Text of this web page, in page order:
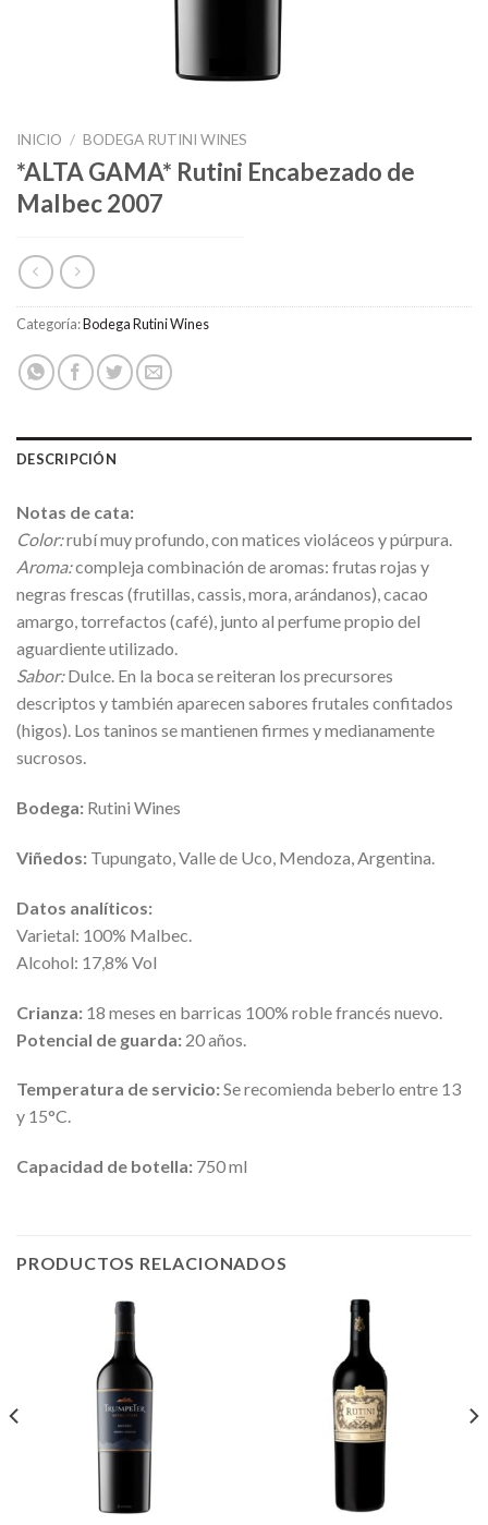
INICIO / BODEGA RUTINI WINES
*ALTA GAMA* Rutini Encabezado de
Malbec 2007
Categoría:Bodega Rutini Wines
DESCRIPCIÓN
Notas de cata:
Color:rubí muy profundo, con matices violáceos y púrpura.
Aroma:compleja combinación de aromas: frutas rojas y
negras frescas (frutillas, cassis, mora, arándanos), cacao
amargo, torrefactos (café), junto al perfume propio del
aguardiente utilizado.
Sabor:Dulce. En la boca se reiteran los precursores
descriptos y también aparecen sabores frutales confitados
(higos). Los taninos se mantienen firmes y medianamente
sucrosos.
Bodega: Rutini Wines
Viñedos: Tupungato, Valle de Uco, Mendoza, Argentina.
Datos analíticos:
Varietal: 100% Malbec.
Alcohol: 17,8% Vol
Crianza: 18 meses en barricas 100% roble francés nuevo.
Potencial de guarda: 20 años.
Temperatura de servicio:Se recomienda beberlo entre 13
y 15°C.
Capacidad de botella: 750 ml
PRODUCTOS RELACIONADOS